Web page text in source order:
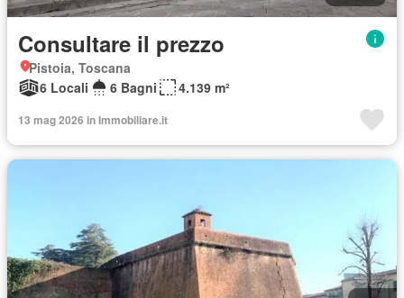
Consultare il prezzo
Pistoia, Toscana
6 Locali
6 Bagni 4.139 m²
13 mag 2026 in Immobiliare.it